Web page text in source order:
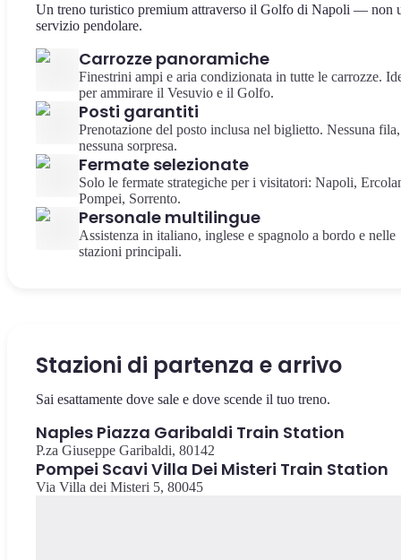
Un treno turistico premium attraverso il Golfo di Napoli — non
servizio pendolare.
Carrozze panoramiche
Finestrini ampi e aria condizionata in tutte le carrozze.
per ammirare il Vesuvio e il Golfo.
Posti garantiti
Prenotazione del posto inclusa nel biglietto. Nessuna fila,
nessuna sorpresa.
Fermate selezionate
Solo le fermate strategiche per i visitatori: Napoli,
Pompei, Sorrento.
Personale multilingue
Assistenza in italiano, inglese e spagnolo a bordo e nelle
stazioni principali.
Stazioni di partenza e arrivo
Sai esattamente dove sale e dove scende il tuo treno.
Naples Piazza Garibaldi Train Station
P.za Giuseppe Garibaldi, 80142
Pompei Scavi Villa Dei Misteri Train Station
Via Villa dei Misteri 5, 80045